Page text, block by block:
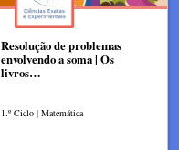
Resolução de problemas
envolvendo a soma | Os
livros…
1.º Ciclo | Matemática